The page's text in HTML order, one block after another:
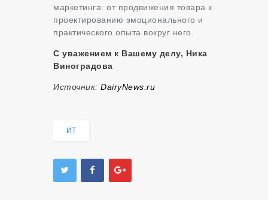
маркетинга: от продвижения товара к
проектированию эмоционального и
практического опыта вокруг него.
С уважением к Вашему делу, Ника
Виноградова
Источник: DairyNews.ru
ИТ